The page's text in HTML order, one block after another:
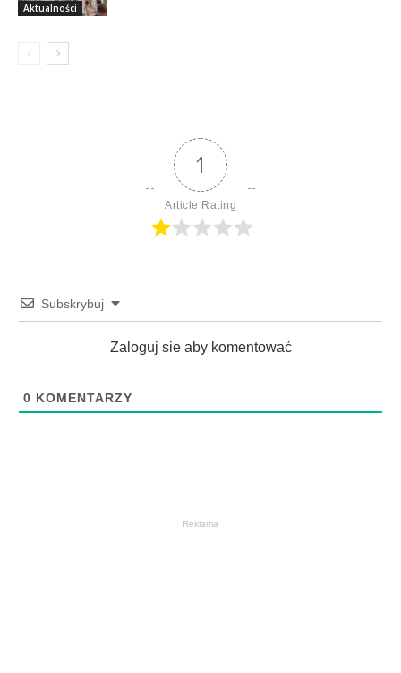
Aktualności
1
Article Rating
Subskrybuj
Zaloguj sie aby komentować
0 KOMENTARZY
Reklama